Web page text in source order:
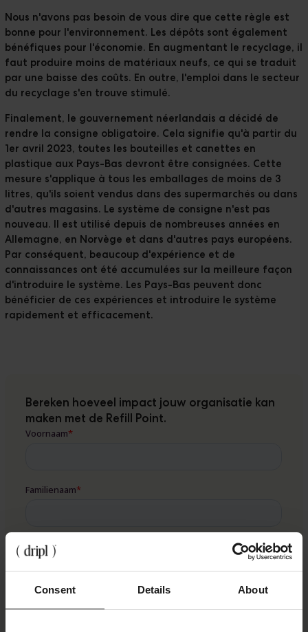
Consent Details About
Nous n'avons pas besoin de vous dire que cette règle est
bonne pour l'environnement. Les dépôts sont également
bénéfiques pour l'économie. En augmentant le recyclage, il
faut produire moins de matériaux neufs, ce qui se traduit
par une baisse des coûts. En outre, l'emploi dans le secteur
du recyclage s'en trouve stimulé.
Finalement, le gouvernement néerlandais a décidé de
rendre la consigne obligatoire. Cela signifie qu'à partir du
1er avril 2023, toutes les bouteilles et canettes en
plastique aux Pays-Bas devront être consignées. Cette
mesure s'applique à tous les emballages de moins de 3
litres, qu'ils soient vendus dans des supermarchés ou dans
d'autres magasins. Le système de consigne n'est pas
nouveau. Il est utilisé depuis de nombreuses années en
Allemagne, en Norvège et dans d'autres pays européens.
Par conséquent, beaucoup d'expérience et de
connaissances ont été accumulées sur la meilleure façon
d'introduire le système. Les Pays-Bas peuvent donc
bénéficier de ces expériences et introduire le système
rapidement et efficacement.
Bereken hoeveel impact jouw organisatie kan
maken met de Refill Point.